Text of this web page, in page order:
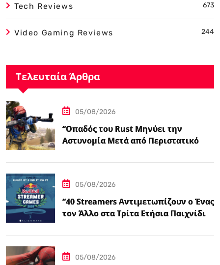
Tech Reviews 673
Video Gaming Reviews 244
Τελευταία Άρθρα
05/08/2026
“Οπαδός του Rust Μηνύει την
Αστυνομία Μετά από Περιστατικό
Παραπληγικό”
05/08/2026
“40 Streamers Αντιμετωπίζουν ο Ένας
τον Άλλο στα Τρίτα Ετήσια Παιχνίδια
05/08/2026